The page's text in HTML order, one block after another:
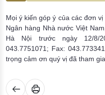
Mọi ý kiến góp ý của các đơn
Ngân hàng Nhà nước Việt
Hà Nội trước ngày 12/8/
043.7751071; Fax:
trọng cảm ơn quý vị đã tham